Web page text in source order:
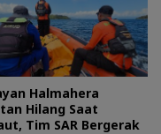
Halmahera
Hilang Saat
Tim SAR Bergerak